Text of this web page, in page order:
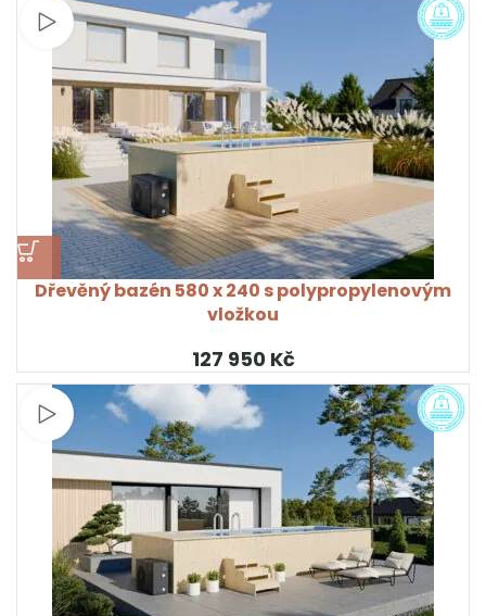
Sledujte video
Dřevěný bazén 580 x 240 s polypropylenovým
vložkou
Kč
Sledujte video